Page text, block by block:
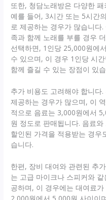
또한, 청담노래방은 다양한
예를 들어, 3시간 또는 5시간
로 제공하는 경우가 많습니다
족과 함께 노래를 부를 경우
선택하면, 1인당 25,000원에
수 있으며, 이 경우 1인당 시
함께 즐길 수 있는 장점이 있
추가 비용도 고려해야 합니다
제공하는 경우가 많으며, 이
적으로 음료는 3,000원에서
원 정도로 판매됩니다. 음료
할인된 가격을 적용받는 경우
습니다.
한편, 장비 대여와 관련된 추
는 고급 마이크나 스피커와
공하며, 이 경우에는 대여료